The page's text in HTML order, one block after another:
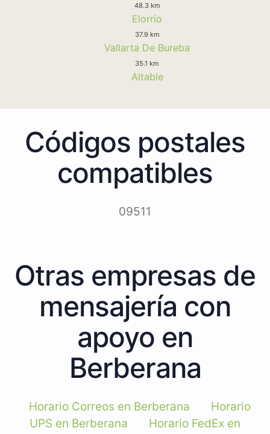
48.3 km
Elorrio
37.9 km
Vallarta De Bureba
35.1 km
Altable
Códigos postales
compatibles
09511
Otras empresas de
mensajería con
apoyo en
Berberana
Horario Correos en Berberana
Horario
UPS en Berberana
Horario FedEx en